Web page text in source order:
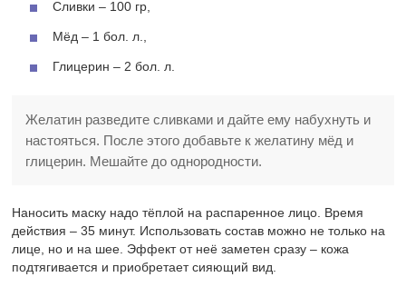
Сливки – 100 гр,
Мёд – 1 бол. л.,
Глицерин – 2 бол. л.
Желатин разведите сливками и дайте ему набухнуть и
настояться. После этого добавьте к желатину мёд и
глицерин. Мешайте до однородности.
Наносить маску надо тёплой на распаренное лицо. Время
действия – 35 минут. Использовать состав можно не только на
лице, но и на шее. Эффект от неё заметен сразу – кожа
подтягивается и приобретает сияющий вид.